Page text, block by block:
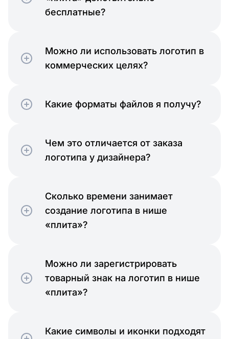
бесплатные?
Можно ли использовать логотип в
коммерческих целях?
Какие форматы файлов я получу?
Чем это отличается от заказа
логотипа у дизайнера?
Сколько времени занимает
создание логотипа в нише
«плита»?
Можно ли зарегистрировать
товарный знак на логотип в нише
«плита»?
Какие символы и иконки подходят